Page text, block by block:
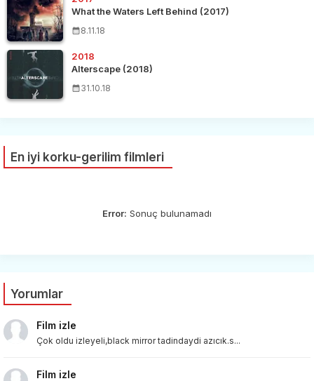
What the Waters Left Behind (2017)
8.11.18
2018
Alterscape (2018)
31.10.18
En iyi korku-gerilim filmleri
Error: Sonuç bulunamadı
Yorumlar
Film izle
Çok oldu izleyeli,black mirror tadindaydi azıcık.s...
Film izle